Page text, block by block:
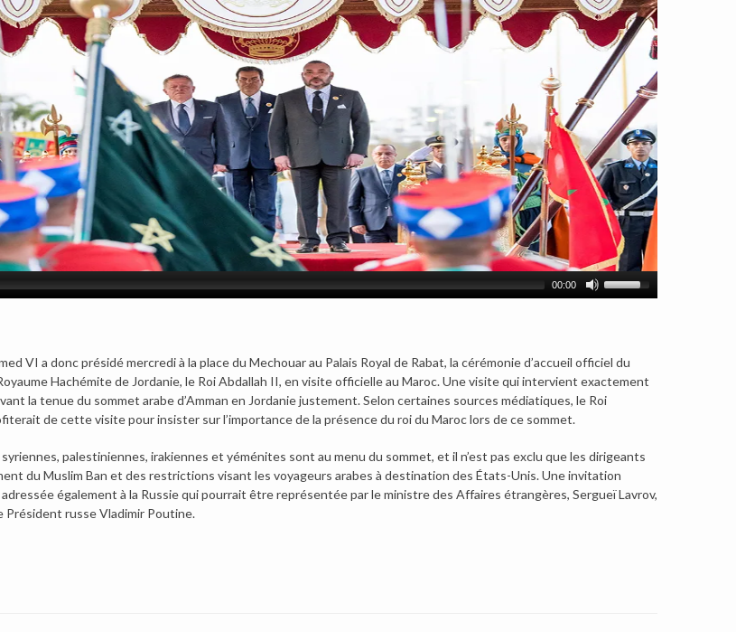
00:00
VI a donc présidé mercredi à la place du Mechouar au Palais Royal de Rabat, la cérémonie d’accueil officiel du
Hachémite de Jordanie, le Roi Abdallah II, en visite officielle au Maroc.Une visite qui intervient exactement
la tenue du sommet arabe d’Amman en Jordanie justement. Selon certaines sources médiatiques, le Roi
de cette visite pour insister sur l’importance de la présence du roi du Maroc lors de ce sommet.
palestiniennes, irakiennes et yéménites sont au menu du sommet, et il n’est pas exclu que les dirigeants
du Muslim Ban et des restrictions visant les voyageurs arabes à destination des États-Unis. Une invitation
également à la Russie qui pourrait être représentée par le ministre des Affaires étrangères, Sergueï Lavrov,
russe Vladimir Poutine.